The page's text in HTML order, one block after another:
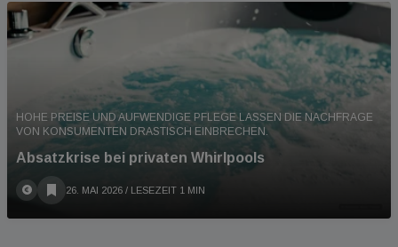
HOHE PREISE UND AUFWENDIGE PFLEGE LASSEN DIE NACHFRAGE
VON KONSUMENTEN DRASTISCH EINBRECHEN.
Absatzkrise bei privaten Whirlpools
26. MAI 2026 / LESEZEIT 1 MIN